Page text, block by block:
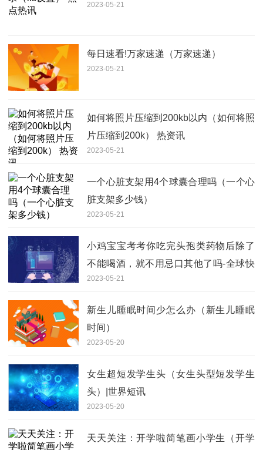
2023-05-21
每日速看!万家速递（万家速递）
2023-05-21
如何将照片压缩到200kb以内（如何将照
片压缩到200k） 热资讯
2023-05-21
一个心脏支架用4个球囊合理吗（一个心
脏支架多少钱）
2023-05-21
小鸡宝宝考考你吃完头孢类药物后除了
不能喝酒，就不用忌口其他了吗-全球快
播报
2023-05-21
新生儿睡眠时间少怎么办（新生儿睡眠
时间）
2023-05-20
女生超短发学生头（女生头型短发学生
头）|世界短讯
2023-05-20
天天关注：开学啦简笔画小学生（开学